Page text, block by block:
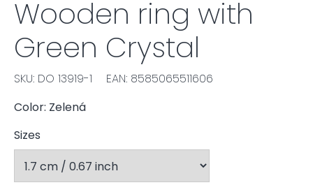
Wooden ring with
Green Crystal
SKU: DO 13919-1
EAN: 8585065511606
Color: Zelená
Sizes